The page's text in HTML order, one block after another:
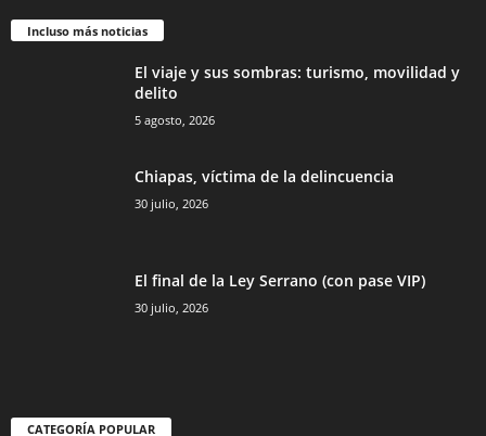
Incluso más noticias
El viaje y sus sombras: turismo, movilidad y
delito
5 agosto, 2026
Chiapas, víctima de la delincuencia
30 julio, 2026
El final de la Ley Serrano (con pase VIP)
30 julio, 2026
CATEGORÍA POPULAR